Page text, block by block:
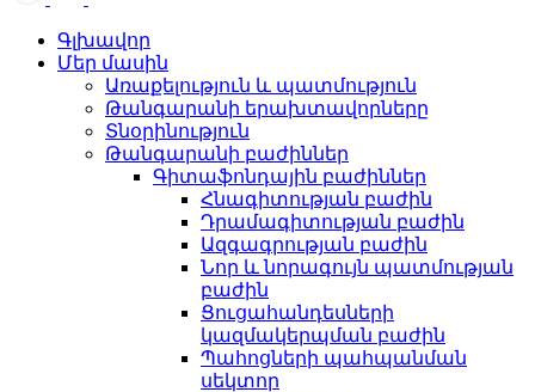
Գլխավոր
Մեր մասին
Առաքելություն և պատմություն
Թանգարանի երախտավորները
Տնօրինություն
Թանգարանի բաժիններ
Գիտաֆոնդային բաժիններ
Հնագիտության բաժին
Դրամագիտության բաժին
Ազգագրության բաժին
Նոր և նորագույն պատմության
բաժին
Ցուցահանդեսների
կազմակերպման բաժին
Պահոցների պահպանման
սեկտոր